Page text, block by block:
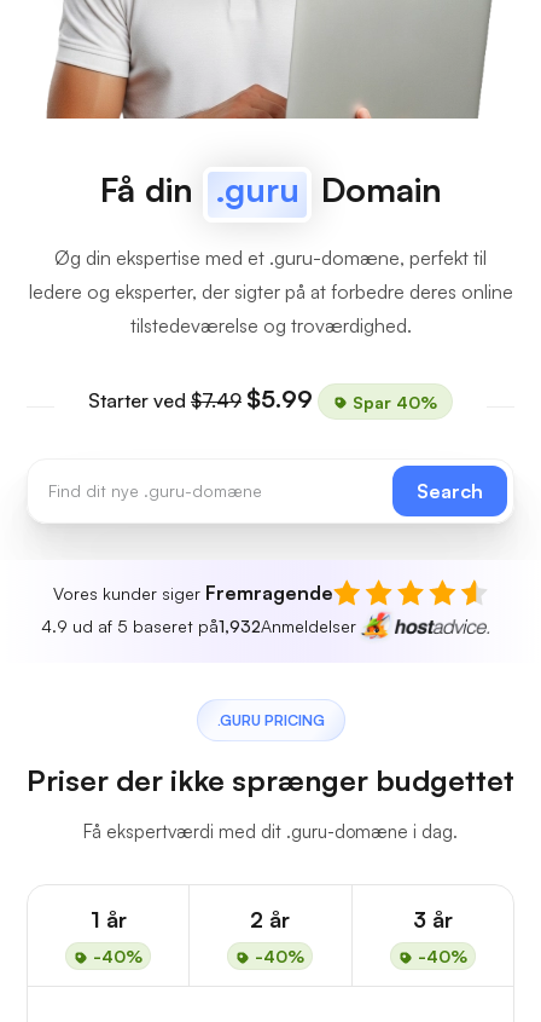
Få din .guru Domain
Øg din ekspertise med et .guru-domæne, perfekt til
ledere og eksperter, der sigter på at forbedre deres online
tilstedeværelse og troværdighed.
Starter ved $7.49 $5.99 Spar 40%
Search
Vores kunder siger Fremragende
4.9 ud af 5 baseret på1,932Anmeldelser
.GURU PRICING
Priser der ikke sprænger budgettet
Få ekspertværdi med dit .guru-domæne i dag.
1 år
-40%
2 år
-40%
3 år
-40%